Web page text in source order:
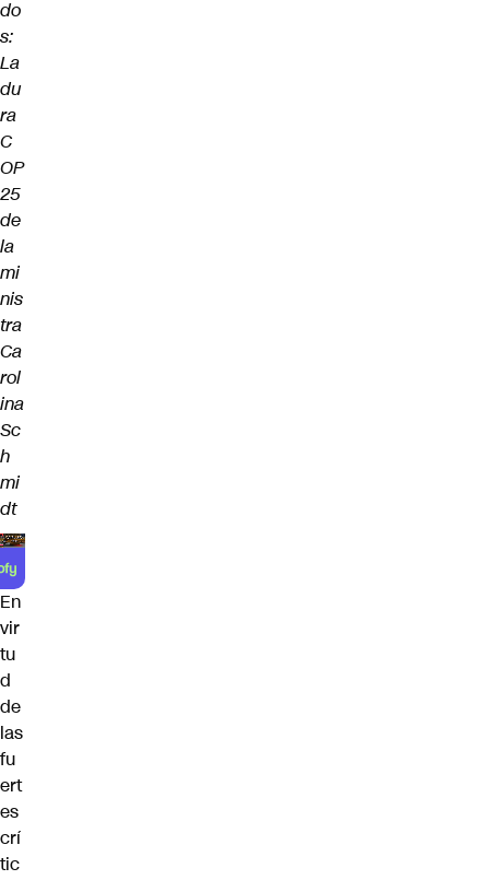
do
s:
La
du
ra
C
OP
25
de
la
mi
nis
tra
Ca
rol
ina
Sc
h
mi
dt
En
vir
tu
d
de
las
fu
ert
es
crí
tic